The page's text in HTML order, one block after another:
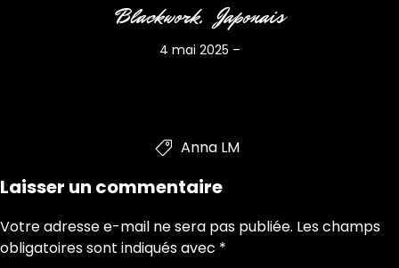
Blackwork Japonais
4 mai 2025 –
 Anna LM
Laisser un commentaire
Votre adresse e-mail ne sera pas publiée. Les champs
obligatoires sont indiqués avec *